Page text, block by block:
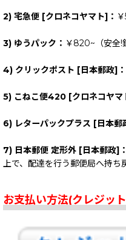
2) 宅急便 [クロネコヤマト]：
3) ゆうパック： ￥820~（安全!
4) クリックポスト [日本郵政]：
5) こねこ便420 [クロネコヤマ
6) レターパックプラス [日本郵
7) 日本郵便 定形外 [日本郵政]：
上で、配達を行う郵便局へ持ち
お支払い方法(クレジッ